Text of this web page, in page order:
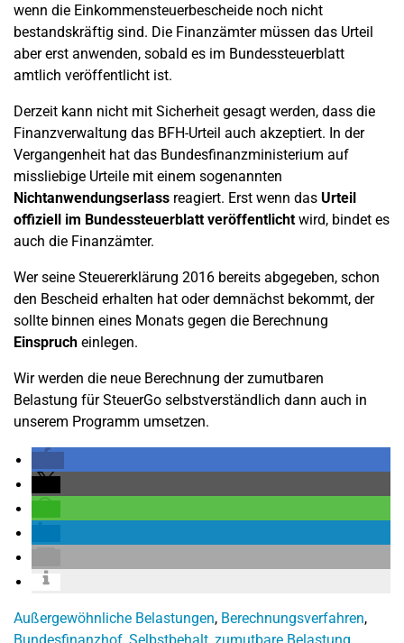
wenn die Einkommensteuerbescheide noch nicht
bestandskräftig sind. Die Finanzämter müssen das Urteil
aber erst anwenden, sobald es im Bundessteuerblatt
amtlich veröffentlicht ist.
Derzeit kann nicht mit Sicherheit gesagt werden, dass die
Finanzverwaltung das BFH-Urteil auch akzeptiert. In der
Vergangenheit hat das Bundesfinanzministerium auf
missliebige Urteile mit einem sogenannten
Nichtanwendungserlass reagiert. Erst wenn das Urteil
offiziell im Bundessteuerblatt veröffentlichtwird, bindet es
auch die Finanzämter.
Wer seine Steuererklärung 2016 bereits abgegeben, schon
den Bescheid erhalten hat oder demnächst bekommt, der
sollte binnen eines Monats gegen die Berechnung
Einspruch einlegen.
Wir werden die neue Berechnung der zumutbaren
Belastung für SteuerGo selbstverständlich dann auch in
unserem Programm umsetzen.
Außergewöhnliche Belastungen, Berechnungsverfahren,